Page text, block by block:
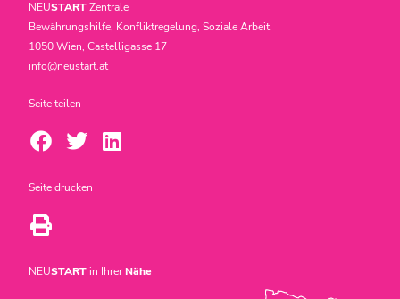
NEUSTARTZentrale
Bewährungshilfe, Konfliktregelung, Soziale Arbeit
1050 Wien, Castelligasse 17
info@neustart.at
Seite teilen
Seite drucken
NEUSTARTin IhrerNähe